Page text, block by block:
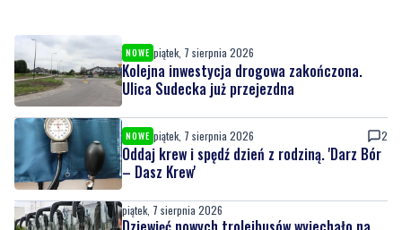
NOWE piątek, 7 sierpnia 2026
Oddaj krew i spędź dzień z rodziną. 'Darz Bór
piątek, 7 sierpnia 2026
Dziewięć nowych trolejbusów wyjechało na
ulice miasta. To inwestycja za ponad 28 mln
zł